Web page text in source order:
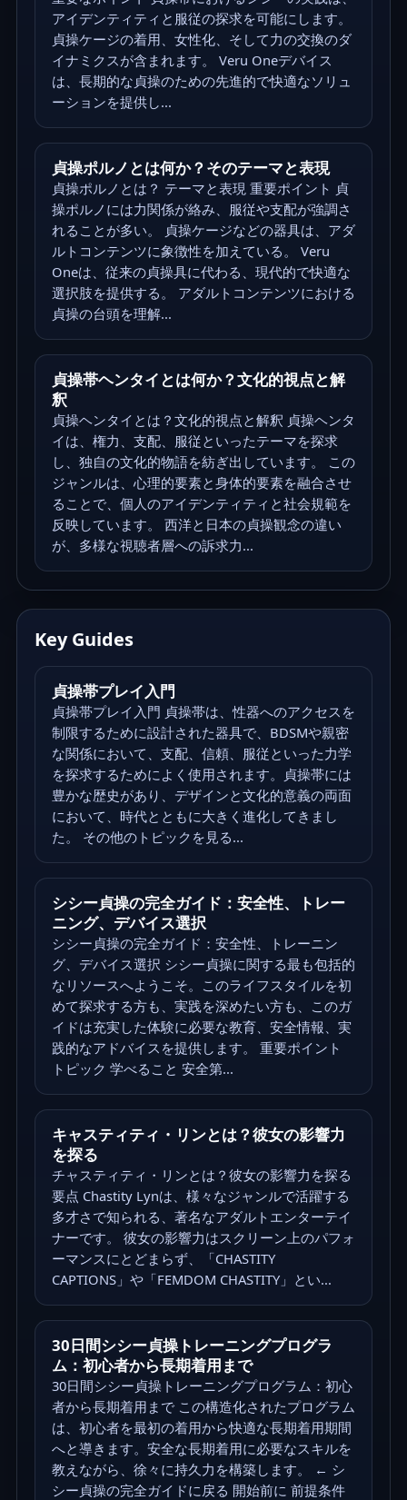
アイデンティティと服従の探求を可能にします。
貞操ケージの着用、女性化、そして力の交換のダ
イナミクスが含まれます。 Veru Oneデバイス
は、長期的な貞操のための先進的で快適なソリュ
ーションを提供し...
貞操ポルノとは何か？そのテーマと表現
貞操ポルノとは？ テーマと表現 重要ポイント 貞
操ポルノには力関係が絡み、服従や支配が強調さ
れることが多い。 貞操ケージなどの器具は、アダ
ルトコンテンツに象徴性を加えている。 Veru
Oneは、従来の貞操具に代わる、現代的で快適な
選択肢を提供する。 アダルトコンテンツにおける
貞操の台頭を理解...
貞操帯ヘンタイとは何か？文化的視点と解
釈
貞操ヘンタイとは？文化的視点と解釈 貞操ヘンタ
イは、権力、支配、服従といったテーマを探求
し、独自の文化的物語を紡ぎ出しています。 この
ジャンルは、心理的要素と身体的要素を融合させ
ることで、個人のアイデンティティと社会規範を
反映しています。 西洋と日本の貞操観念の違い
が、多様な視聴者層への訴求力...
Key Guides
貞操帯プレイ入門
貞操帯プレイ入門 貞操帯は、性器へのアクセスを
制限するために設計された器具で、BDSMや親密
な関係において、支配、信頼、服従といった力学
を探求するためによく使用されます。貞操帯には
豊かな歴史があり、デザインと文化的意義の両面
において、時代とともに大きく進化してきまし
た。 その他のトピックを見る...
シシー貞操の完全ガイド：安全性、トレー
ニング、デバイス選択
シシー貞操の完全ガイド：安全性、トレーニン
グ、デバイス選択 シシー貞操に関する最も包括的
なリソースへようこそ。このライフスタイルを初
めて探求する方も、実践を深めたい方も、このガ
イドは充実した体験に必要な教育、安全情報、実
践的なアドバイスを提供します。 重要ポイント
トピック 学べること 安全第...
キャスティティ・リンとは？彼女の影響力
を探る
チャスティティ・リンとは？彼女の影響力を探る
要点 Chastity Lynは、様々なジャンルで活躍する
多才さで知られる、著名なアダルトエンターテイ
ナーです。 彼女の影響力はスクリーン上のパフォ
ーマンスにとどまらず、「CHASTITY
CAPTIONS」や「FEMDOM CHASTITY」とい...
30日間シシー貞操トレーニングプログラ
ム：初心者から長期着用まで
30日間シシー貞操トレーニングプログラム：初心
者から長期着用まで この構造化されたプログラム
は、初心者を最初の着用から快適な長期着用期間
へと導きます。安全な長期着用に必要なスキルを
教えながら、徐々に持久力を構築します。 ← シ
シー貞操の完全ガイドに戻る 開始前に 前提条件